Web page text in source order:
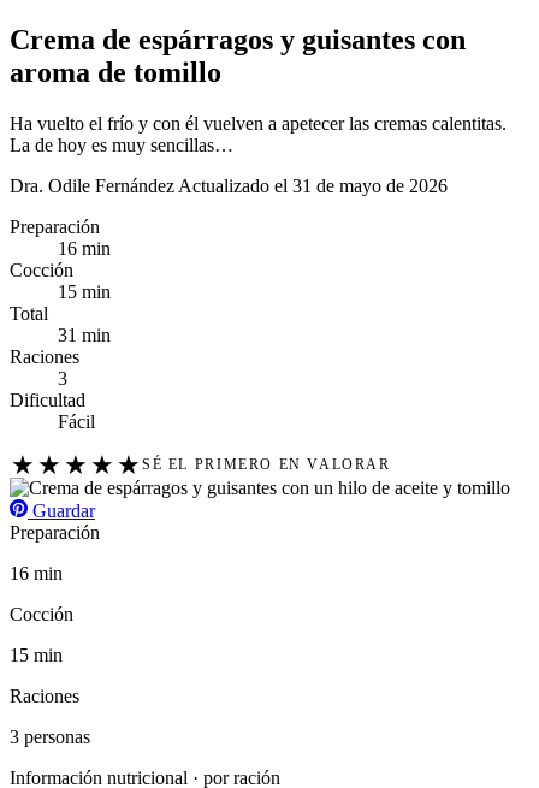
Crema de espárragos y guisantes con
aroma de tomillo
Ha vuelto el frío y con él vuelven a apetecer las cremas calentitas.
La de hoy es muy sencillas…
Dra. Odile Fernández Actualizado el 31 de mayo de 2026
Preparación
16 min
Cocción
15 min
Total
31 min
Raciones
3
Dificultad
Fácil
★ ★ ★ ★ ★ SÉ EL PRIMERO EN VALORAR
Guardar
Preparación
16 min
Cocción
15 min
Raciones
3 personas
Información nutricional · por ración